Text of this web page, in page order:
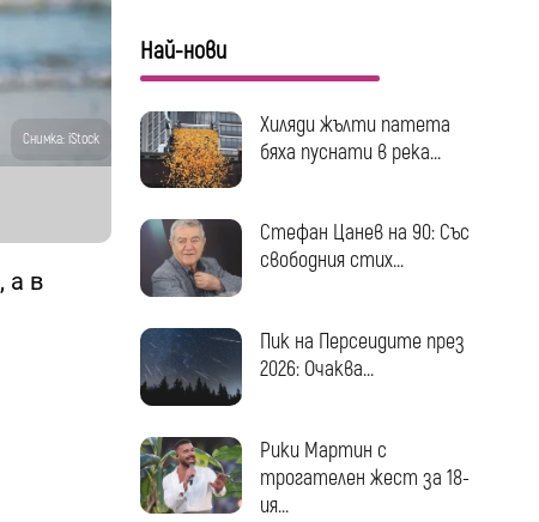
Снимка: iStock
, а в
Най-нови
Хиляди жълти патета
бяха пуснати в река...
Стефан Цанев на 90: Със
свободния стих...
Пик на Персеидите през
2026: Очаква...
Рики Мартин с
трогателен жест за 18-
ия...